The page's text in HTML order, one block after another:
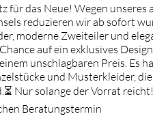
deiner
können
die Karte
anzeigen.
Sie hier, um
für das Neue! Wegen unseres
reduzieren wir ab sofort
moderne Zweiteiler und
auf ein exklusives
unschlagbaren Preis. Es
und Musterkleider,
Nur solange der Vorrat
Beratungstermin